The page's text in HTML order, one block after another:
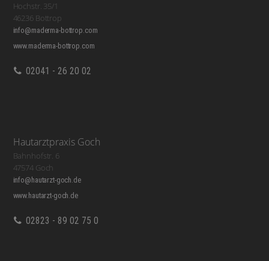
Hochstr. 35/1
46236 Bottrop
info@maderma-bottrop.com
www.maderma-bottrop.com
02041 - 26 20 02
Hautarztpraxis Goch
Bahnhofstr. 6
47574 Goch
info@hautarzt-goch.de
www.hautarzt-goch.de
02823 - 89 02 75 0